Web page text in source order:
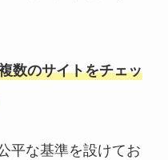
数のサイトをチェッ
平な基準を設けてお